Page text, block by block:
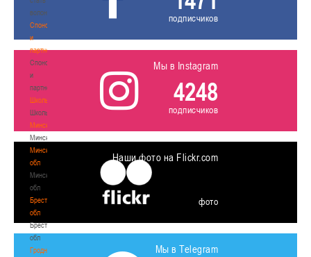
волонтером
Спонсоры
и
партнеры
Спонсоры
и
партнеры
Школы
Школы
Минск
Минск
Минская
обл
Минская
обл
Брестская
обл
Брестская
обл
Гродненская
подписчиков
Мы в Instagram
4248
подписчиков
Наши фото на Flickr.com
фото
Мы в Telegram